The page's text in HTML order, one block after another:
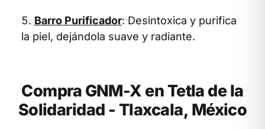
Barro Purificador: Desintoxica y purifica
la piel, dejándola suave y radiante.
Compra GNM-X en Tetla de la
Solidaridad - Tlaxcala, México